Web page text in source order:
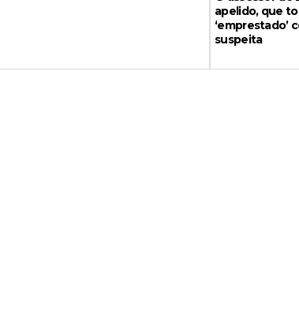
apelido, que
‘emprestado’
suspeita